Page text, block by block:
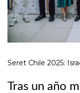
Seret Chile 2025:
Tras un año